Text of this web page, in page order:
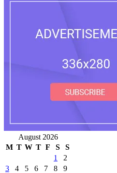
August 2026
M T W T F S
S
1
2
3
4 5 6 7 8
9